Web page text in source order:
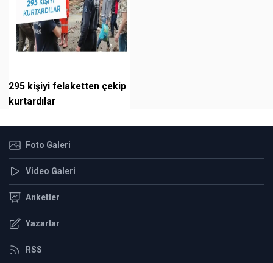
295 kişiyi felaketten çekip
kurtardılar
Foto Galeri
Video Galeri
Anketler
Yazarlar
RSS